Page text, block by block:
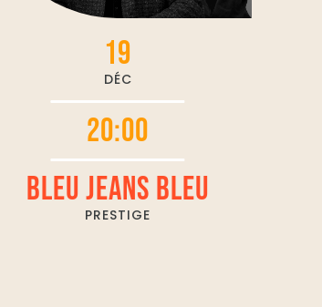
19
DÉC
20:00
BLEU JEANS BLEU
PRESTIGE